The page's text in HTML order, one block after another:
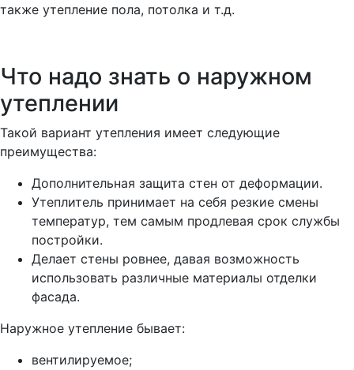
также утепление пола, потолка и т.д.
Что надо знать о наружном
утеплении
Такой вариант утепления имеет следующие
преимущества:
Дополнительная защита стен от деформации.
Утеплитель принимает на себя резкие смены
температур, тем самым продлевая срок службы
постройки.
Делает стены ровнее, давая возможность
использовать различные материалы отделки
фасада.
Наружное утепление бывает:
вентилируемое;